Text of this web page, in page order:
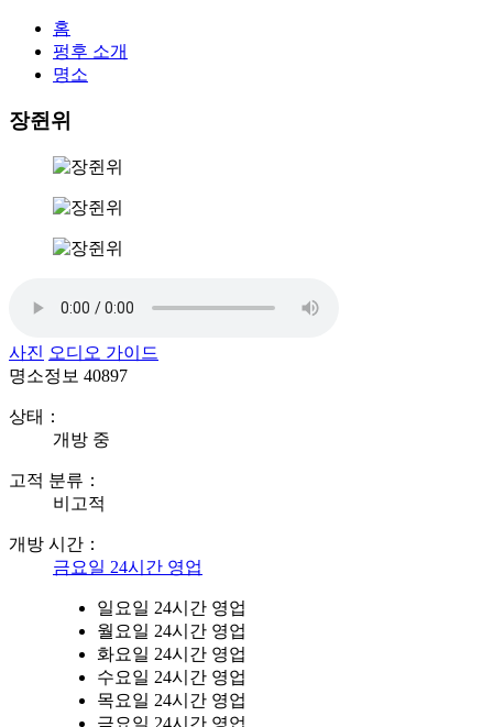
홈
펑후 소개
명소
장쥔위
사진 오디오 가이드
명소정보 40897
상태：
개방 중
고적 분류：
비고적
개방 시간：
금요일 24시간 영업
일요일 24시간 영업
월요일 24시간 영업
화요일 24시간 영업
수요일 24시간 영업
목요일 24시간 영업